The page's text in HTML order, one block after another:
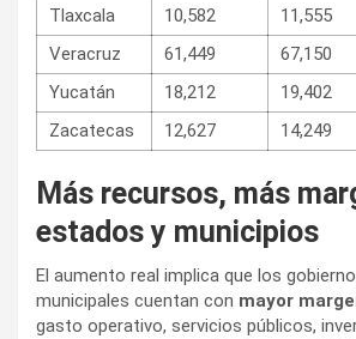
Tlaxcala 10,582 11,555
Veracruz
61,449 67,150
Yucatán
18,212 19,402
Zacatecas
12,627 14,249
Más recursos, más
estados y municipios
El aumento real implica que los
municipales cuentan con mayor
gasto operativo, servicios públicos,